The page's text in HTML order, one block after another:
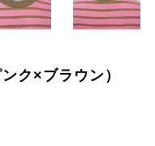
ク×ブラウン）